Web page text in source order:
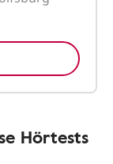
Hörtests